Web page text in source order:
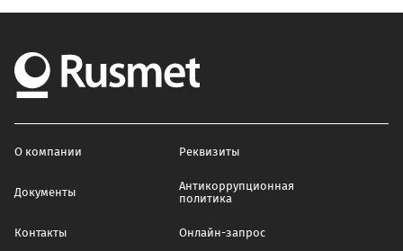
О компании Реквизиты
Документы
Антикоррупционная
политика
Контакты Онлайн-запрос